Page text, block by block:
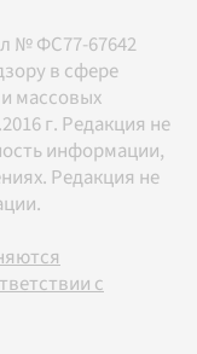
№ ФС77-67642
в сфере
массовых
г. Редакция не
информации,
Редакция не
с